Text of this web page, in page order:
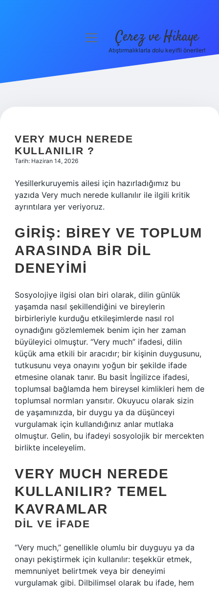
Hakkımızda
menüyü Çerez ve Hikaye
Atıştırmalıklarla dolu keyifli öneriler!
VERY MUCH NEREDE
KULLANILIR ?
Tarih: Haziran 14, 2026
Yesillerkuruyemis ailesi için hazırladığımız bu
yazıda Very much nerede kullanılır ile ilgili kritik
ayrıntılara yer veriyoruz.
GIRIŞ: BIREY VE TOPLUM
ARASINDA BIR DIL
DENEYIMI
Sosyolojiye ilgisi olan biri olarak, dilin günlük
yaşamda nasıl şekillendiğini ve bireylerin
birbirleriyle kurduğu etkileşimlerde nasıl rol
oynadığını gözlemlemek benim için her zaman
büyüleyici olmuştur. “Very much” ifadesi, dilin
küçük ama etkili bir aracıdır; bir kişinin duygusunu,
tutkusunu veya onayını yoğun bir şekilde ifade
etmesine olanak tanır. Bu basit İngilizce ifadesi,
toplumsal bağlamda hem bireysel kimlikleri hem de
toplumsal normları yansıtır. Okuyucu olarak sizin
de yaşamınızda, bir duygu ya da düşünceyi
vurgulamak için kullandığınız anlar mutlaka
olmuştur. Gelin, bu ifadeyi sosyolojik bir mercekten
birlikte inceleyelim.
VERY MUCH NEREDE
KULLANILIR? TEMEL
KAVRAMLAR
DIL VE İFADE
“Very much,” genellikle olumlu bir duyguyu ya da
onayı pekiştirmek için kullanılır: teşekkür etmek,
memnuniyet belirtmek veya bir deneyimi
vurgulamak gibi. Dilbilimsel olarak bu ifade, hem